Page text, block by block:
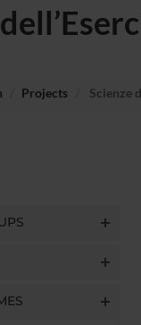
Projects Scienze